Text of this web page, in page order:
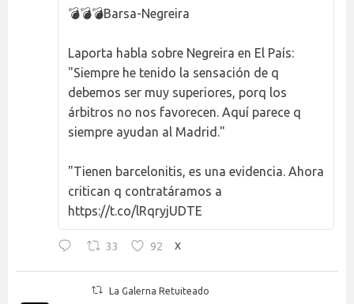
💣💣💣Barsa-Negreira
Laporta habla sobre Negreira en El País:
"Siempre he tenido la sensación de q
debemos ser muy superiores, porq los
árbitros no nos favorecen. Aquí parece q
siempre ayudan al Madrid."
"Tienen barcelonitis, es una evidencia. Ahora
critican q contratáramos a
https://t.co/lRqryjUDTE
33 92 X
La Galerna Retuiteado